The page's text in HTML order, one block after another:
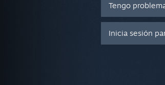
Tengo
Inicia sesión